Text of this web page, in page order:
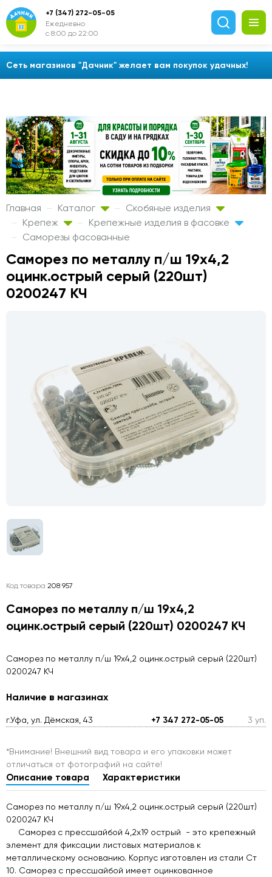
Сеть магазинов "Дачник" желает вам покупок удачных!
+7 (347) 272-05-05
Ежедневно
с 8:00 до 22:00
Главная Каталог
Скобяные изделия
Крепеж
Крепежные изделия в фасовке
Саморезы фасованные
Саморез по металлу п/ш 19х4,2
оцинк.острый серый (220шт)
0200247 КЧ
Код товара 208 957
Саморез по металлу п/ш 19х4,2
оцинк.острый серый (220шт) 0200247 КЧ
Саморез по металлу п/ш 19х4,2 оцинк.острый серый (220шт)
0200247 КЧ
Наличие в магазинах
г.Уфа, ул. Дёмская, 43 +7 347 272-05-05 3 уп.
*Внимание! Внешний вид товара и его упаковки может
отличаться от фотографий на сайте!
Описание товара Характеристики
Саморез по металлу п/ш 19х4,2 оцинк.острый серый (220шт)
0200247 КЧ
Саморез с прессшайбой 4,2х19 острый - это крепежный
элемент для фиксации листовых материалов к
металлическому основанию. Корпус изготовлен из стали Ст
10. Саморез с прессшайбой имеет оцинкованное